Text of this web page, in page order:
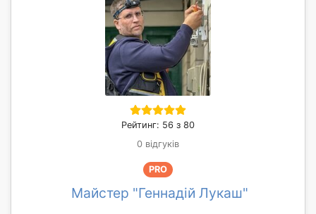
Рейтинг: 56 з 80
0 відгуків
PRO
Майстер "Геннадій Лукаш"